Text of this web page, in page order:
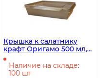
Крышка к салатнику
крафт Оригамо 500 мл,
175х130 мм, 700 штук
Наличие на складе:
100 шт